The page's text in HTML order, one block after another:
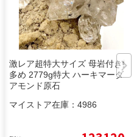
激レア超特大サイズ 母岩付き虹
多め 2779g特大 ハーキマーダイ
アモンド原石
マイストア在庫： 4986